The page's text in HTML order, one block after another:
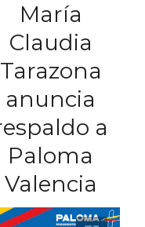
María
Claudia
Tarazona
anuncia
a
Paloma
Valencia